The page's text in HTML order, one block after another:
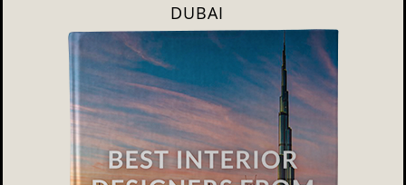
DUBAI